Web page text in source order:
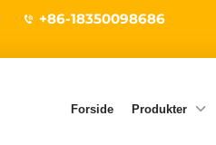
+86-18350098686
Forside Produkter